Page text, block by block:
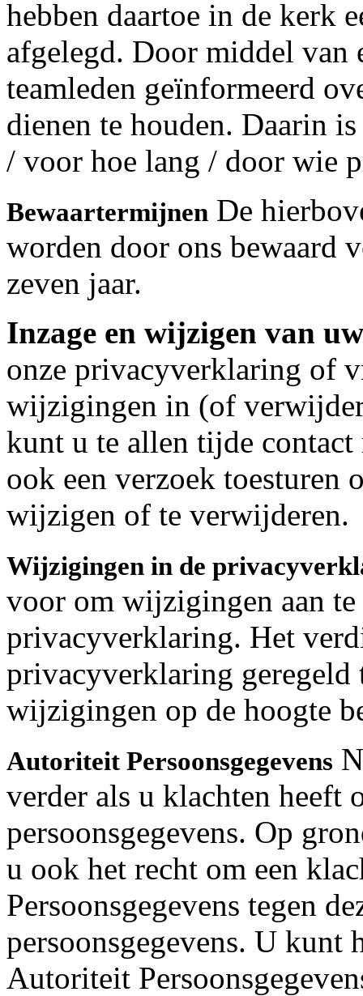
hebben daartoe in de kerk
afgelegd. Door middel van
teamleden geïnformeerd
dienen te houden. Daarin
/ voor hoe lang / door wie
Bewaartermijnen De
worden door ons bewaard
zeven jaar.
Inzage en wijzigen van
onze privacyverklaring of
wijzigingen in (of
kunt u te allen tijde
ook een verzoek toesturen
wijzigen of te verwijderen.
Wijzigingen in de
voor om wijzigingen aan te
privacyverklaring. Het
privacyverklaring geregeld
wijzigingen op de hoogte
Autoriteit Persoonsgegevens
verder als u klachten heeft
persoonsgegevens. Op
u ook het recht om een
Persoonsgegevens tegen
persoonsgegevens. U kunt
Autoriteit